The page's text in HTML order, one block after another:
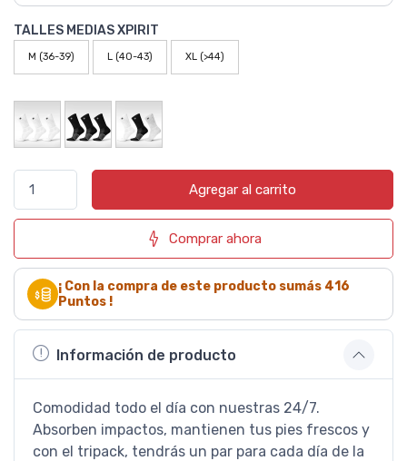
TALLES MEDIAS XPIRIT
M (36-39) L (40-43) XL (>44)
Agregar al carrito
Comprar ahora
¡ Con la compra de este producto sumás 416
Puntos !
Información de producto
Comodidad todo el día con nuestras 24/7.
Absorben impactos, mantienen tus pies frescos y
con el tripack, tendrás un par para cada día de la